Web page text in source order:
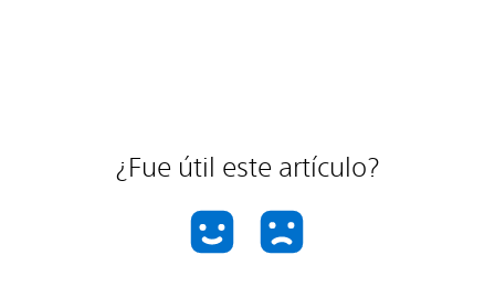
¿Fue útil este artículo?